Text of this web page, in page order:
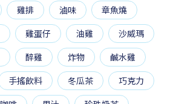
雞排 滷味
章魚燒
雞蛋仔 油雞
沙威瑪
醉雞 炸物
鹹水雞
手搖飲料 冬瓜茶
巧克力